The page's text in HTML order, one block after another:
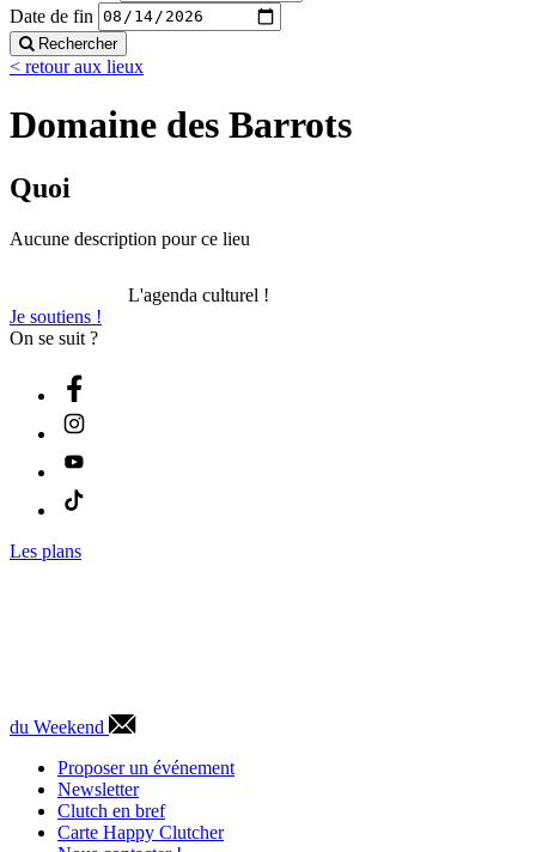
Date de fin
Rechercher
< retour aux lieux
Domaine des Barrots
Quoi
Aucune description pour ce lieu
L'agenda culturel !
Je soutiens !
On se suit ?
Les plans
du Weekend
Proposer un événement
Newsletter
Clutch en bref
Carte Happy Clutcher